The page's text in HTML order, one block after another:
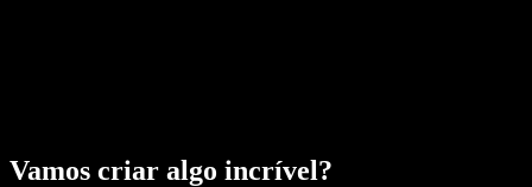
Vamos criar algo incrível?